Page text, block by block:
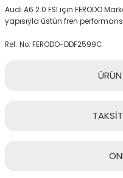
Audi A6 2.0 FSI için FERODO
yapısıyla üstün fren
Ref. No: FERODO-DDF2599C
ÜRÜN
TAKSİT